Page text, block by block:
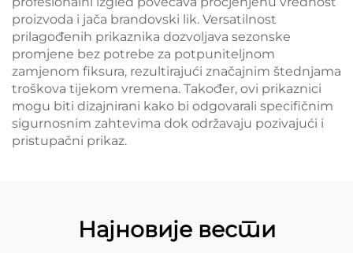
proizvoda i jača brandovski lik. Versatilnost
prilagođenih prikaznika dozvoljava sezonske
promjene bez potrebe za potpuniteljnom
zamjenom fiksura, rezultirajući značajnim štednjama
troškova tijekom vremena. Također, ovi prikaznici
mogu biti dizajnirani kako bi odgovarali specifičnim
sigurnosnim zahtevima dok održavaju pozivajući i
pristupačni prikaz.
Најновије вести